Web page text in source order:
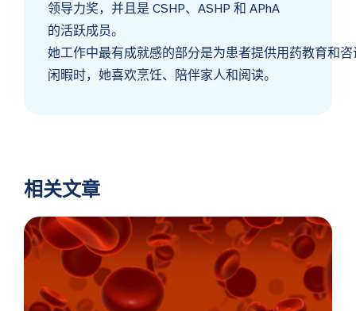
领导力奖，并且是 CSHP、ASHP 和 APhA
的活跃成员。
她工作中最有成就感的部分是为患者提供用药教育和咨
闲暇时，她喜欢烹饪、陪伴家人和阅读。
相关文章